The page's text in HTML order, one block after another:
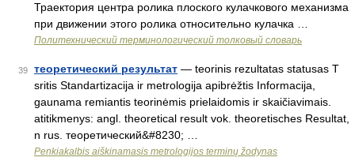
Траектория центра ролика плоского кулачкового механизма
при движении этого ролика относительно кулачка …
Политехнический терминологический толковый словарь
39 теоретический результат — teorinis rezultatas statusas T
sritis Standartizacija ir metrologija apibrėžtis Informacija,
gaunama remiantis teorinėmis prielaidomis ir skaičiavimais.
atitikmenys: angl. theoretical result vok. theoretisches Resultat,
n rus. теоретический&#8230; …
Penkiakalbis aiškinamasis metrologijos terminų žodynas